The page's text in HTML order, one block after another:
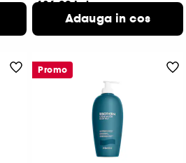
486,00 Lei
243,00 Lei /100ml
Adauga in cos
Promo